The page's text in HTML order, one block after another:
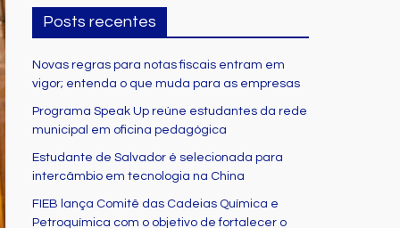
Posts recentes
Novas regras para notas fiscais entram em
vigor; entenda o que muda para as empresas
Programa Speak Up reúne estudantes da rede
municipal em oficina pedagógica
Estudante de Salvador é selecionada para
intercâmbio em tecnologia na China
FIEB lança Comitê das Cadeias Química e
Petroquímica com o objetivo de fortalecer o